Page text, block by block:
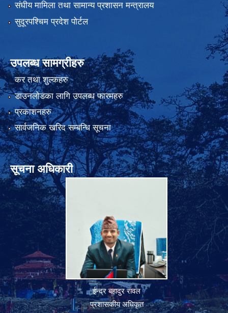
संघीय मामिला तथा सामान्य प्रशासन मन्त्रालय
सुदूरपश्चिम प्रदेश पोर्टल
उपलब्ध सामग्रीहरु
कर तथा शुल्कहरु
डाउनलोडका लागि उपलब्ध फारमहरु
प्रकाशनहरु
सार्वजनिक खरिद सम्बन्धि सूचना
सूचना अधिकारी
ईन्द्र बहादुर रावल
प्रशासकीय अधिकृत